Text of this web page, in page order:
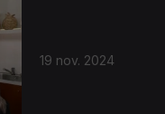
19 nov. 2024